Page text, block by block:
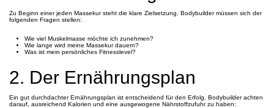
Zu Beginn einer jeden Massekur steht die klare Zielsetzung. Bodybuilder müssen sich der
folgenden Fragen stellen:
Wie viel Muskelmasse möchte ich zunehmen?
Wie lange wird meine Massekur dauern?
Was ist mein persönliches Fitnesslevel?
2. Der Ernährungsplan
Ein gut durchdachter Ernährungsplan ist entscheidend für den Erfolg. Bodybuilder achten
darauf, ausreichend Kalorien und eine ausgewogene Nährstoffzufuhr zu haben: